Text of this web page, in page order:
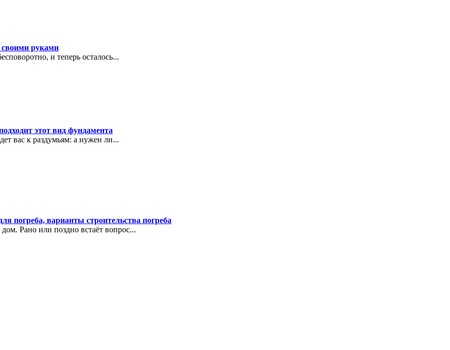
своими руками
и теперь осталось...
этот вид фундамента
вас к раздумьям: а нужен ли...
погреба, варианты строительства погреба
Рано или поздно встаёт вопрос...